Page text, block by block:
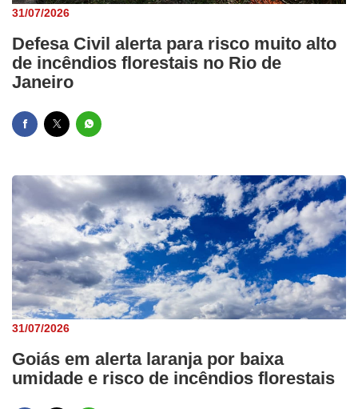
31/07/2026
Defesa Civil alerta para risco muito alto
de incêndios florestais no Rio de
Janeiro
31/07/2026
Goiás em alerta laranja por baixa
umidade e risco de incêndios florestais